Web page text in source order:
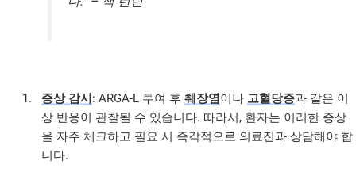
증상 감시: ARGA-L 투여 후 췌장염이나 고혈당증과 같은 이
상 반응이 관찰될 수 있습니다. 따라서, 환자는 이러한 증상
을 자주 체크하고 필요 시 즉각적으로 의료진과 상담해야 합
니다.